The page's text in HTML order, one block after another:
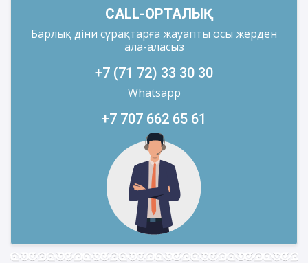
CALL-ОРТАЛЫҚ
Барлық діни сұрақтарға жауапты осы жерден
ала-аласыз
+7 (71 72) 33 30 30
Whatsapp
+7 707 662 65 61